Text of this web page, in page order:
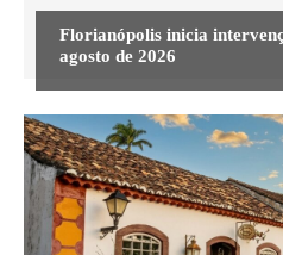
Florianópolis inicia
agosto de 2026